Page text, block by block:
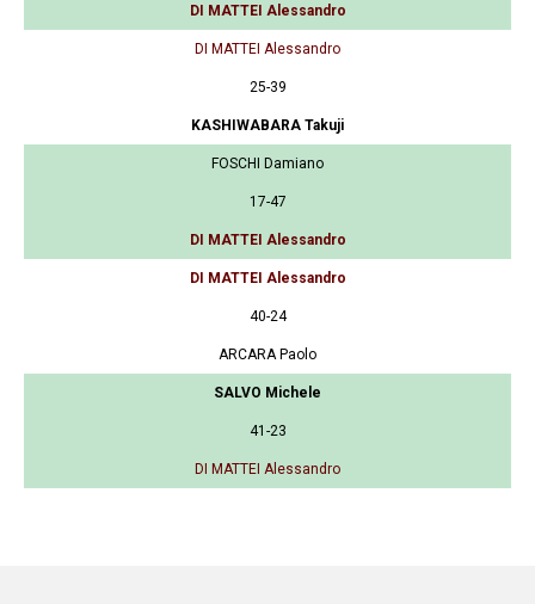
DI MATTEI Alessandro
DI MATTEI Alessandro
25-39
KASHIWABARA Takuji
FOSCHI Damiano
17-47
DI MATTEI Alessandro
DI MATTEI Alessandro
40-24
ARCARA Paolo
SALVO Michele
41-23
DI MATTEI Alessandro